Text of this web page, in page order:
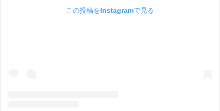
この投稿をInstagramで見る